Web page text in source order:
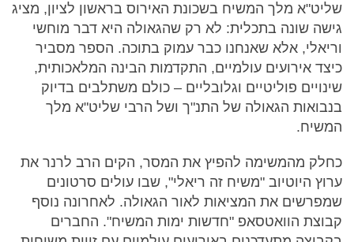
שליט"א מלך המשיח בשכונת האירוס בראשון לציון, מציג
גישה שונה בתכלית: לא רק שהגאולה היא דבר מוחשי
וריאלי, אלא שאנחנו כבר עמוק בתוכה. הספר מסביר
כיצד אירועים עולמיים, התקדמות הבינה המלאכותית,
שינויים פוליטיים וגלובליים – כולם משתלבים בדיוק
בנבואות הגאולה של התנ"ך ושל הרבי שליט"א מלך
המשיח.
כחלק מהמשימה להפיץ את המסר, הקים הרב לרנר את
ערוץ היוטיוב "משיח זה ריאלי", שבו עולים סרטונים
שמפרשים את המציאות לאור הגאולה. לאחרונה נוסף
קבוצת הוואטסאפ "חדשות ימות המשיח". החברים